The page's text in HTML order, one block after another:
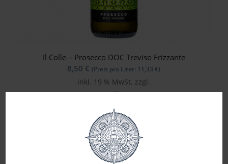
Il Colle – Prosecco DOC Treviso Frizzante
8,50 € (Preis pro Liter: 11,33 €)
inkl. 19 % MwSt. zzgl.
Versandkosten
Flaschengröße in Liter: 0,750